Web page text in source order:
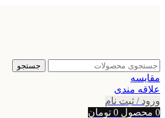
جستجو
مقایسه
علاقه مندی
ورود / ثبت نام
0 محصول 0 تومان